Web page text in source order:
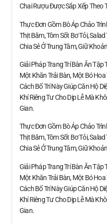
Chai Rượu Được Sắp Xếp Theo
Thực Đơn Gồm Bò Áp Chảo
Thịt Băm, Tôm Sốt Bơ Tỏi,
Chia Sẻ Ở Trung Tâm, Giữ
Giải Pháp Trang Trí Bàn Ăn
Một Khăn Trải Bàn, Một Bó
Cách Bố Trí Này Giúp Căn Hộ
Khí Riêng Tư Cho Dịp Lễ Mà
Gian.
Thực Đơn Gồm Bò Áp Chảo
Thịt Băm, Tôm Sốt Bơ Tỏi,
Chia Sẻ Ở Trung Tâm, Giữ
Giải Pháp Trang Trí Bàn Ăn
Một Khăn Trải Bàn, Một Bó
Cách Bố Trí Này Giúp Căn Hộ
Khí Riêng Tư Cho Dịp Lễ Mà
Gian.